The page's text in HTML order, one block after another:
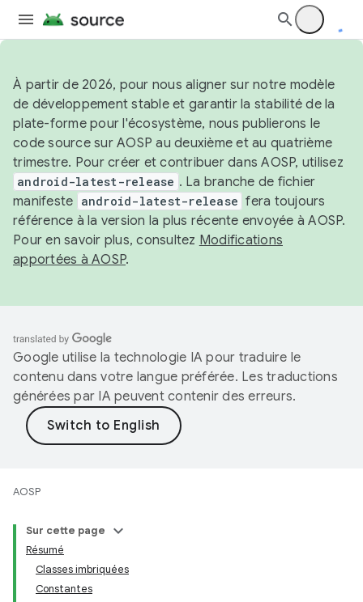
À partir de 2026, pour nous aligner sur notre modèle
de développement stable et garantir la stabilité de la
plate-forme pour l'écosystème, nous publierons le
code source sur AOSP au deuxième et au quatrième
trimestre. Pour créer et contribuer dans AOSP, utilisez
android-latest-release . La branche de fichier
manifeste android-latest-release fera toujours
référence à la version la plus récente envoyée à AOSP.
Pour en savoir plus, consultez Modifications
apportées à AOSP.
Google utilise la technologie IA pour traduire le
contenu dans votre langue préférée. Les traductions
générées par IA peuvent contenir des erreurs.
AOSP
Sur cette page
Résumé
Classes imbriquées
Constantes